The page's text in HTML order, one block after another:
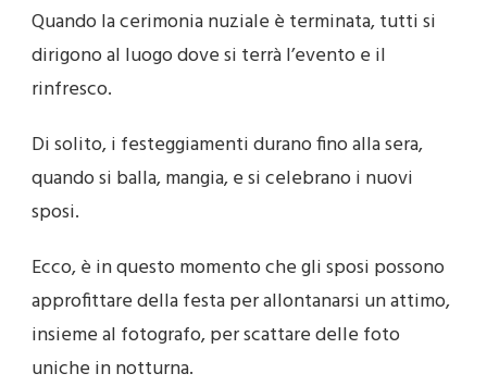
Quando la cerimonia nuziale è terminata, tutti si
dirigono al luogo dove si terrà l’evento e il
rinfresco.
Di solito, i festeggiamenti durano fino alla sera,
quando si balla, mangia, e si celebrano i nuovi
sposi.
Ecco, è in questo momento che gli sposi possono
approfittare della festa per allontanarsi un attimo,
insieme al fotografo, per scattare delle foto
uniche in notturna.